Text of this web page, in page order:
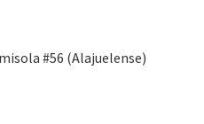
#56 (Alajuelense)